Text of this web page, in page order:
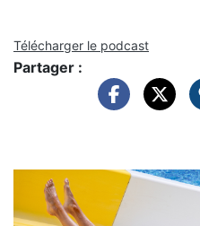
Télécharger le podcast
Partager :